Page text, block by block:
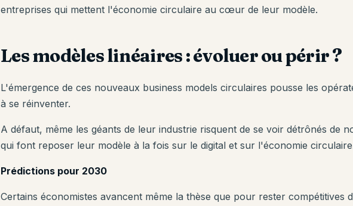
entreprises qui mettent l'économie circulaire au cœur de leur modèle.
Les modèles linéaires : évoluer ou périr ?
L'émergence de ces nouveaux business models circulaires pousse les
à se réinventer.
A défaut, même les géants de leur industrie risquent de se voir détrônés de
qui font reposer leur modèle à la fois sur le digital et sur l'économie
Prédictions pour 2030
Certains économistes avancent même la thèse que pour rester compétitives